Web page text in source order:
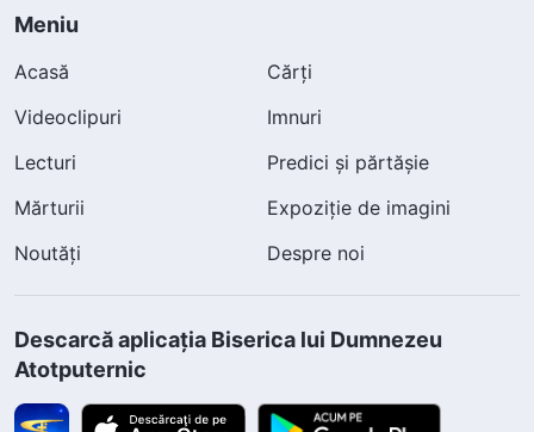
Meniu
Acasă
Cărți
Videoclipuri
Imnuri
Lecturi
Predici și părtășie
Mărturii
Expoziție de imagini
Noutăți
Despre noi
Descarcă aplicația Biserica lui Dumnezeu
Atotputernic